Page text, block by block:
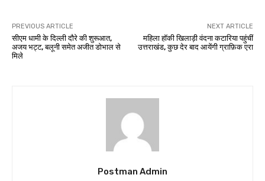
PREVIOUS ARTICLE
सीएम धामी के दिल्ली दौरे की शुरूआत,
अजय भट्ट, बलूनी समेत अजीत डोभाल से
मिले
NEXT ARTICLE
महिला हॉकी खिलाड़ी वंदना कटारिया पहुंचीं
उत्तराखंड, कुछ देर बाद आयेंगी ग्राफ़िक एरा
Postman Admin